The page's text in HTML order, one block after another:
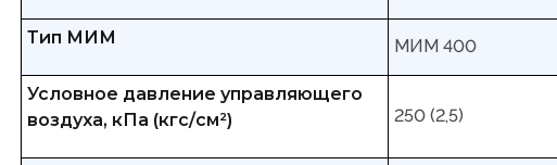
Тип МИМ МИМ 400
Условное давление управляющего
воздуха, кПа (кгс/см²)
250 (2,5)